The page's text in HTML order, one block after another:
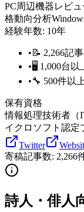
PC周辺機器レビュ
格動向分析
経験年数: 10年
• 📝 2,266記
•🖥️ 1,000台以
•🔧 500件以
保有資格
情報処理技術者（
イクロソフト認定
Twitter
寄稿記事数: 2,266
詩人・俳人